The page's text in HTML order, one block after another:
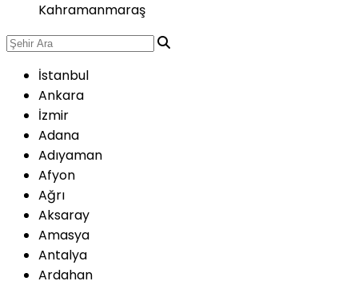
Kahramanmaraş
İstanbul
Ankara
İzmir
Adana
Adıyaman
Afyon
Ağrı
Aksaray
Amasya
Antalya
Ardahan